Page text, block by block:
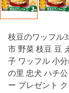
枝豆のワッフル
市 野菜 枝豆 豆
子 ワッフル 小
の里 忠犬 ハチ
ー プレゼント